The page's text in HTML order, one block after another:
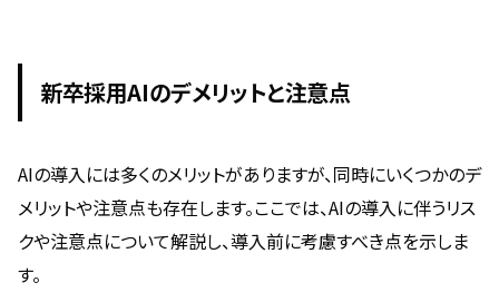
新卒採用AIのデメリットと注意点
AIの導入には多くのメリットがありますが、同時にいくつかのデ
メリットや注意点も存在します。ここでは、AIの導入に伴うリス
クや注意点について解説し、導入前に考慮すべき点を示しま
す。